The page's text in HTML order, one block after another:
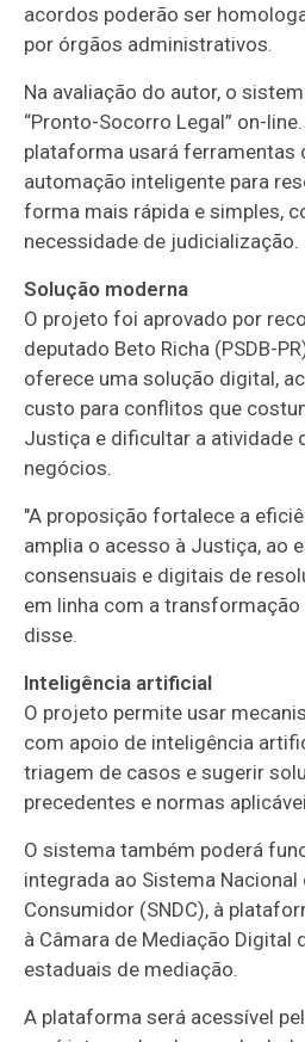
acordos poderão ser
por órgãos administrativos.
Na avaliação do autor, o
“Pronto-Socorro Legal” on-
plataforma usará ferramentas
automação inteligente para
forma mais rápida e simples,
necessidade de judicialização.
Solução moderna
O projeto foi aprovado por
deputado Beto Richa (PSDB-
oferece uma solução digital,
custo para conflitos que
Justiça e dificultar a atividade
negócios.
"A proposição fortalece a
amplia o acesso à Justiça, ao
consensuais e digitais de
em linha com a
disse.
Inteligência artificial
O projeto permite usar
com apoio de inteligência
triagem de casos e sugerir
precedentes e normas
O sistema também poderá
integrada ao Sistema Nacional
Consumidor (SNDC), à
à Câmara de Mediação Digital
estaduais de mediação.
A plataforma será acessível